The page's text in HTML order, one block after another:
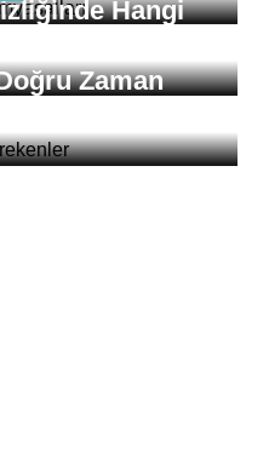
Hangi
Zaman